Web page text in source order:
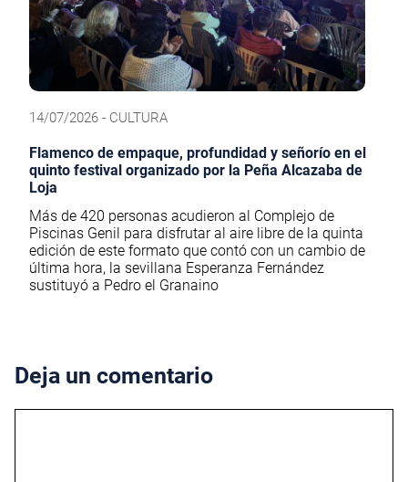
14/07/2026 - CULTURA
Flamenco de empaque, profundidad y señorío en el
quinto festival organizado por la Peña Alcazaba de
Loja
Más de 420 personas acudieron al Complejo de
Piscinas Genil para disfrutar al aire libre de la quinta
edición de este formato que contó con un cambio de
última hora, la sevillana Esperanza Fernández
sustituyó a Pedro el Granaino
Deja un comentario